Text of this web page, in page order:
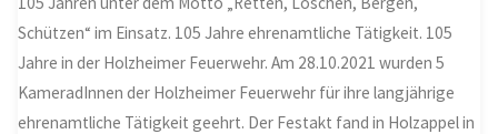
Schützen“ im Einsatz. 105 Jahre ehrenamtliche Tätigkeit. 105
Jahre in der Holzheimer Feuerwehr. Am 28.10.2021 wurden 5
KameradInnen der Holzheimer Feuerwehr für ihre langjährige
ehrenamtliche Tätigkeit geehrt. Der Festakt fand in Holzappel in